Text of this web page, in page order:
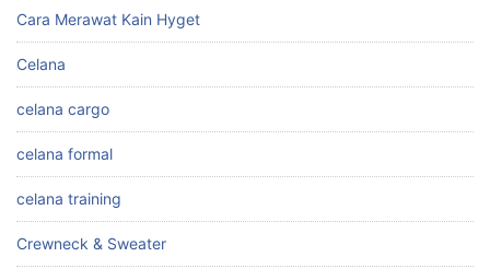
Cara Merawat Kain Hyget
Celana
celana cargo
celana formal
celana training
Crewneck & Sweater